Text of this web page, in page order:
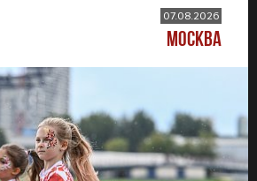
07.08.2026
МОСКВА